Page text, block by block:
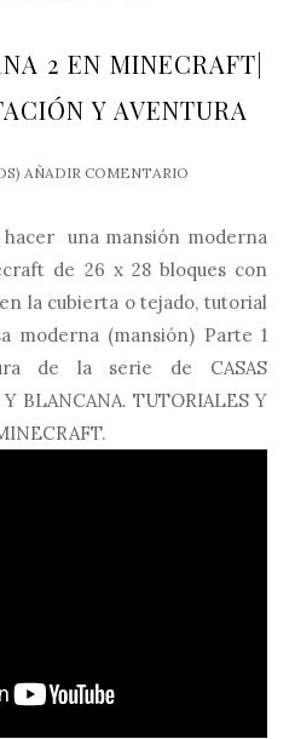
2 EN MINECRAFT|
Y AVENTURA
AÑADIR COMENTARIO
una mansión moderna
de 26 x 28 bloques con
la cubierta o tejado, tutorial
moderna (mansión) Parte 1
de la serie de CASAS
BLANCANA. TUTORIALES Y